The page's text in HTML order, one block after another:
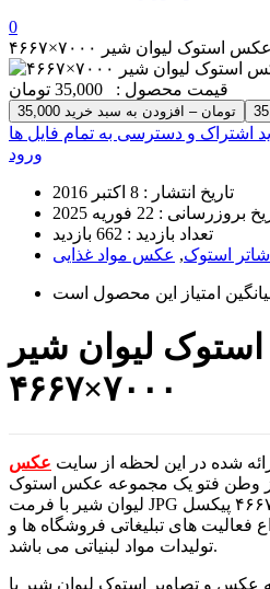
0
عکس استوک لیوان شیر ۷۰۰۰×۴۶۶۷
قیمت محصول : 35,000 تومان
35,000 تومان – افزودن به سبد خرید
اشتراک و دسترسی به تمام فایل ها
ورود
تاریخ انتشار : 8 اکتبر 2016
بروزرسانی : 22 فوریه 2025
تعداد بازدید : 662 بازدید
استوک, عکس مواد غذایی
امتیاز این محصول
لیوان شیر
۷۰۰۰×۴۶۶۷
شده در این لحظه از سایت عکس
وطن فتو یک مجموعه عکس استوک
لیوان شیر با فرمت JPG و کیفیت بالا در سایز ۷۰۰۰×۴۶۶۷ پیکسل
فعالیت های تبلیغاتی فروشگاه ها و
تولیدات مواد لبنیاتی می باشد.
عکس و تصاویر استوک لیوان شیر با